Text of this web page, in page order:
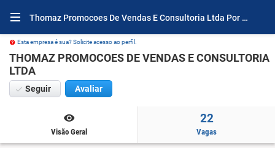
Thomaz Promocoes De Vendas E Consultoria Ltda Por Dentro
Esta empresa é sua? Solicite acesso ao perfil.
THOMAZ PROMOCOES DE VENDAS E CONSULTORIA
LTDA
Seguir Avaliar
Visão Geral
22
Vagas